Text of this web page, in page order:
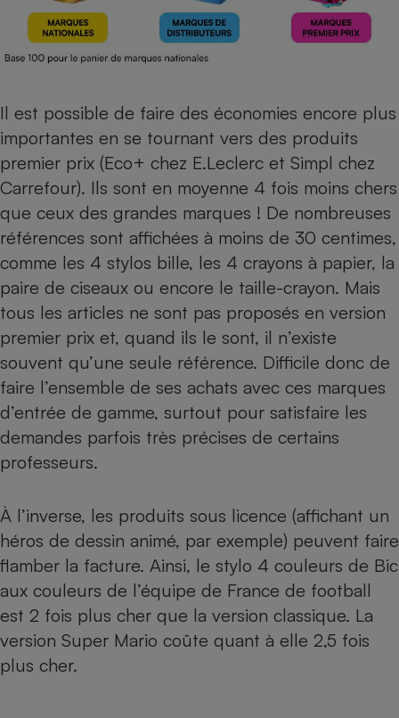
Il est possible de faire des économies encore plus
importantes en se tournant vers des produits
premier prix (Eco+ chez E.Leclerc et Simpl chez
Carrefour). Ils sont en moyenne 4 fois moins chers
que ceux des grandes marques ! De nombreuses
références sont affichées à moins de 30 centimes,
comme les 4 stylos bille, les 4 crayons à papier, la
paire de ciseaux ou encore le taille-crayon. Mais
tous les articles ne sont pas proposés en version
premier prix et, quand ils le sont, il n’existe
souvent qu’une seule référence. Difficile donc de
faire l’ensemble de ses achats avec ces marques
d’entrée de gamme, surtout pour satisfaire les
demandes parfois très précises de certains
professeurs.
À l’inverse, les produits sous licence (affichant un
héros de dessin animé, par exemple) peuvent faire
flamber la facture. Ainsi, le stylo 4 couleurs de Bic
aux couleurs de l’équipe de France de football
est 2 fois plus cher que la version classique. La
version Super Mario coûte quant à elle 2,5 fois
plus cher.